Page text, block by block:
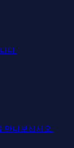
다.
만나보십시오.